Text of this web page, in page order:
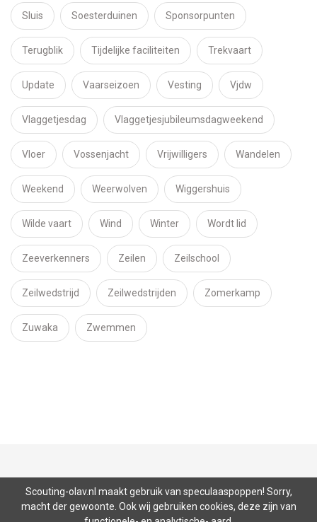
Sluis Soesterduinen Sponsorpunten
Terugblik Tijdelijke faciliteiten Trekvaart
Update Vaarseizoen Vesting Vjdw
Vlaggetjesdag Vlaggetjesjubileumsdagweekend
Vloer Vossenjacht Vrijwilligers Wandelen
Weekend Weerwolven Wiggershuis
Wilde vaart Wind Winter Wordt lid
Zeeverkenners Zeilen Zeilschool
Zeilwedstrijd Zeilwedstrijden Zomerkamp
Zuwaka Zwemmen
Nieuws Lid worden
Donateurs
Onderkomens
SEAL Contact
Scouting-olav.nl maakt gebruik van speculaaspoppen! Sorry,
macht der gewoonte. Ook wij gebruiken cookies, deze zijn van